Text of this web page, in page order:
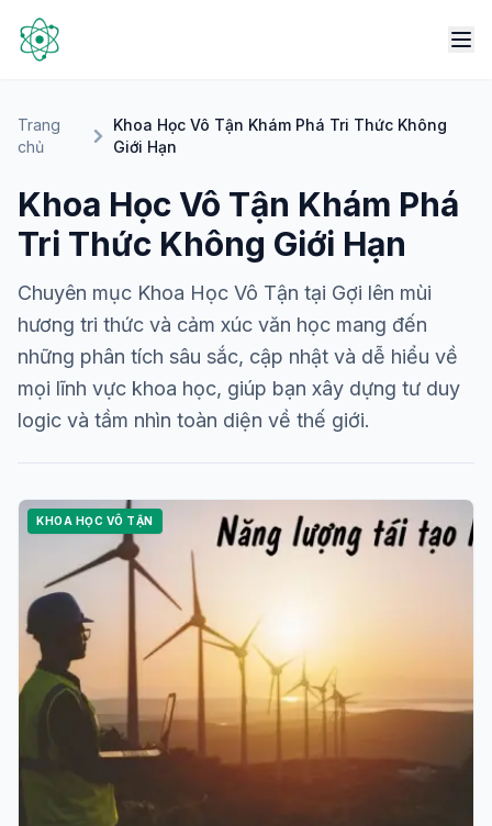
Trang
chủ
Khoa Học Vô Tận Khám Phá Tri Thức Không
Giới Hạn
Khoa Học Vô Tận Khám Phá
Tri Thức Không Giới Hạn
Chuyên mục Khoa Học Vô Tận tại Gợi lên mùi
hương tri thức và cảm xúc văn học mang đến
những phân tích sâu sắc, cập nhật và dễ hiểu về
mọi lĩnh vực khoa học, giúp bạn xây dựng tư duy
logic và tầm nhìn toàn diện về thế giới.
KHOA HỌC VÔ TẬN